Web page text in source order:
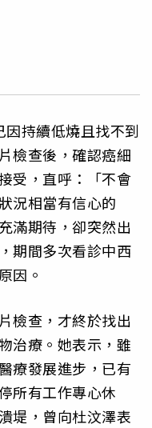
持續低燒且找不到
檢查後，確認癌細
受，直呼：「不會
況相當有信心的
滿期待，卻突然出
期間多次看診中西
因。
檢查，才終於找出
治療。她表示，雖
療發展進步，已有
所有工作專心休
堤，曾向杜汶澤表